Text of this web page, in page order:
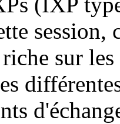
session,
sur